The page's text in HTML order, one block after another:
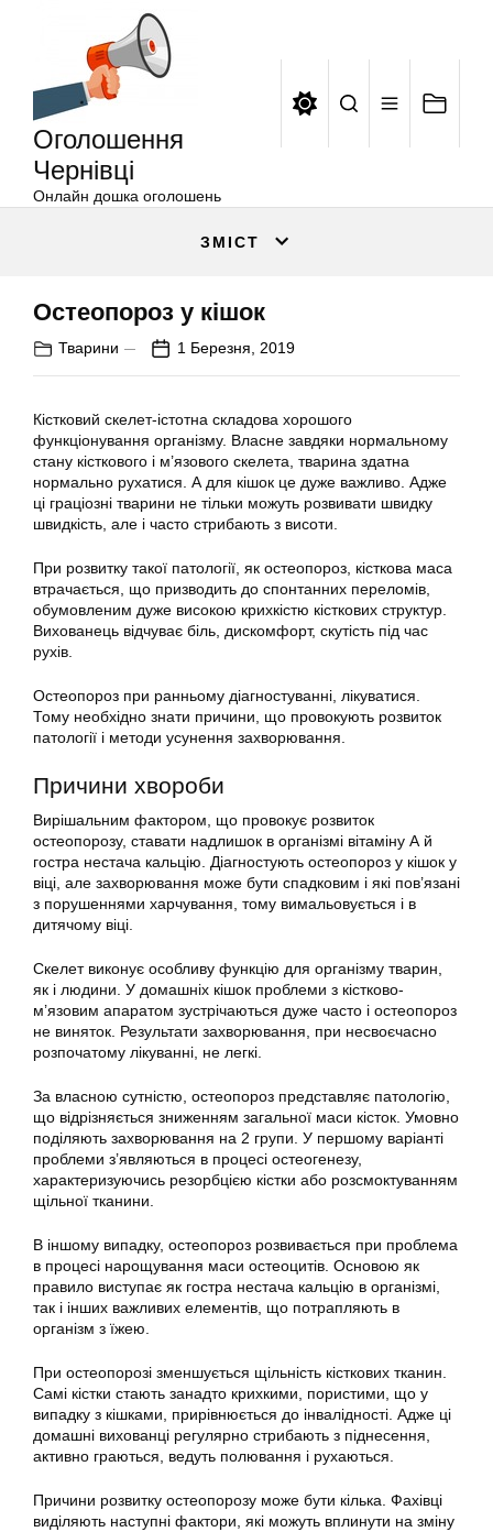
Оголошення
Чернівці
Онлайн дошка оголошень
ЗМІСТ
Остеопороз у кішок
Тварини 1 Березня, 2019
Кістковий скелет-істотна складова хорошого
функціонування організму. Власне завдяки нормальному
стану кісткового і м’язового скелета, тварина здатна
нормально рухатися. А для кішок це дуже важливо. Адже
ці граціозні тварини не тільки можуть розвивати швидку
швидкість, але і часто стрибають з висоти.
При розвитку такої патології, як остеопороз, кісткова маса
втрачається, що призводить до спонтанних переломів,
обумовленим дуже високою крихкістю кісткових структур.
Вихованець відчуває біль, дискомфорт, скутість під час
рухів.
Остеопороз при ранньому діагностуванні, лікуватися.
Тому необхідно знати причини, що провокують розвиток
патології і методи усунення захворювання.
Причини хвороби
Вирішальним фактором, що провокує розвиток
остеопорозу, ставати надлишок в організмі вітаміну А й
гостра нестача кальцію. Діагностують остеопороз у кішок у
віці, але захворювання може бути спадковим і які пов’язані
з порушеннями харчування, тому вимальовується і в
дитячому віці.
Скелет виконує особливу функцію для організму тварин,
як і людини. У домашніх кішок проблеми з кістково-
м’язовим апаратом зустрічаються дуже часто і остеопороз
не виняток. Результати захворювання, при несвоєчасно
розпочатому лікуванні, не легкі.
За власною сутністю, остеопороз представляє патологію,
що відрізняється зниженням загальної маси кісток. Умовно
поділяють захворювання на 2 групи. У першому варіанті
проблеми з’являються в процесі остеогенезу,
характеризуючись резорбцією кістки або розсмоктуванням
щільної тканини.
В іншому випадку, остеопороз розвивається при проблема
в процесі нарощування маси остеоцитів. Основою як
правило виступає як гостра нестача кальцію в організмі,
так і інших важливих елементів, що потрапляють в
організм з їжею.
При остеопорозі зменшується щільність кісткових тканин.
Самі кістки стають занадто крихкими, пористими, що у
випадку з кішками, прирівнюється до інвалідності. Адже ці
домашні вихованці регулярно стрибають з піднесення,
активно граються, ведуть полювання і рухаються.
Причини розвитку остеопорозу може бути кілька. Фахівці
виділяють наступні фактори, які можуть вплинути на зміну